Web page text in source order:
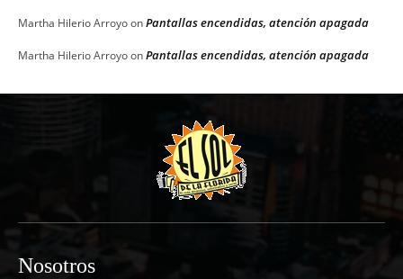
Martha Hilerio ArroyoonPantallas encendidas, atención apagada
Martha Hilerio ArroyoonPantallas encendidas, atención apagada
Nosotros